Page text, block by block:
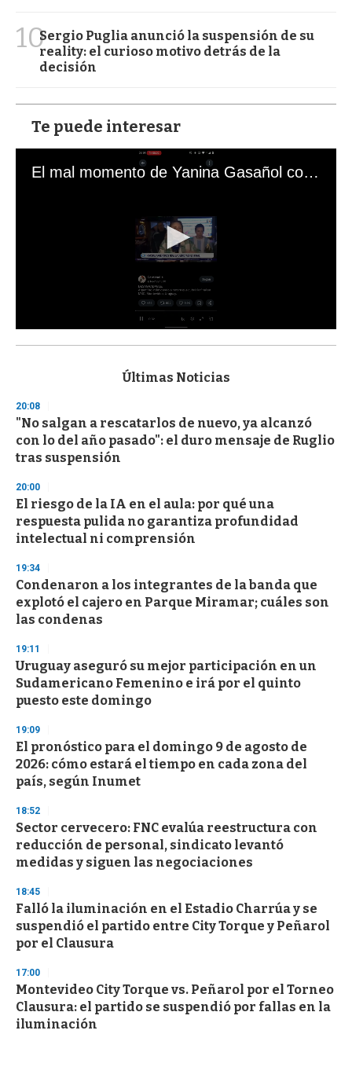
10Sergio Puglia anunció la suspensión de su
reality: el curioso motivo detrás de la
decisión
Te puede interesar
El mal momento de Yanina Gasañol con un hincha argentino en "Subrayado"
s
d
s
o
f
3
s
e
c
o
n
Últimas Noticias
20:08
"No salgan a rescatarlos de nuevo, ya alcanzó
con lo del año pasado": el duro mensaje de Ruglio
tras suspensión
20:00
El riesgo de la IA en el aula: por qué una
respuesta pulida no garantiza profundidad
intelectual ni comprensión
19:34
Condenaron a los integrantes de la banda que
explotó el cajero en Parque Miramar; cuáles son
las condenas
19:11
Uruguay aseguró su mejor participación en un
Sudamericano Femenino e irá por el quinto
puesto este domingo
19:09
El pronóstico para el domingo 9 de agosto de
2026: cómo estará el tiempo en cada zona del
país, según Inumet
18:52
Sector cervecero: FNC evalúa reestructura con
reducción de personal, sindicato levantó
medidas y siguen las negociaciones
18:45
Falló la iluminación en el Estadio Charrúa y se
suspendió el partido entre City Torque y Peñarol
por el Clausura
17:00
Montevideo City Torque vs. Peñarol por el Torneo
Clausura: el partido se suspendió por fallas en la
iluminación